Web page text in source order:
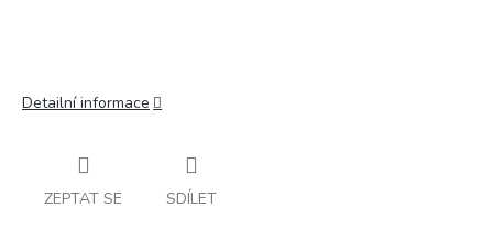
Detailní informace
ZEPTAT SE SDÍLET